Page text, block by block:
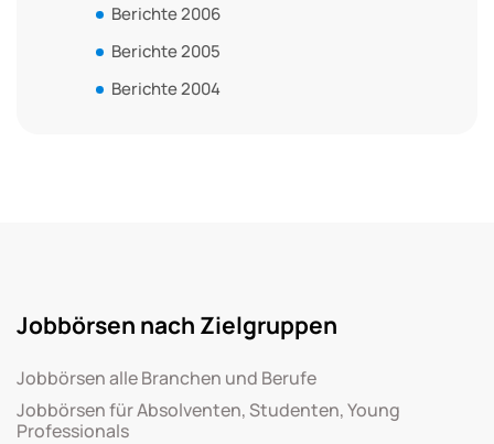
Berichte 2006
Berichte 2005
Berichte 2004
Jobbörsen nach Zielgruppen
Jobbörsen alle Branchen und Berufe
Jobbörsen für Absolventen, Studenten, Young
Professionals